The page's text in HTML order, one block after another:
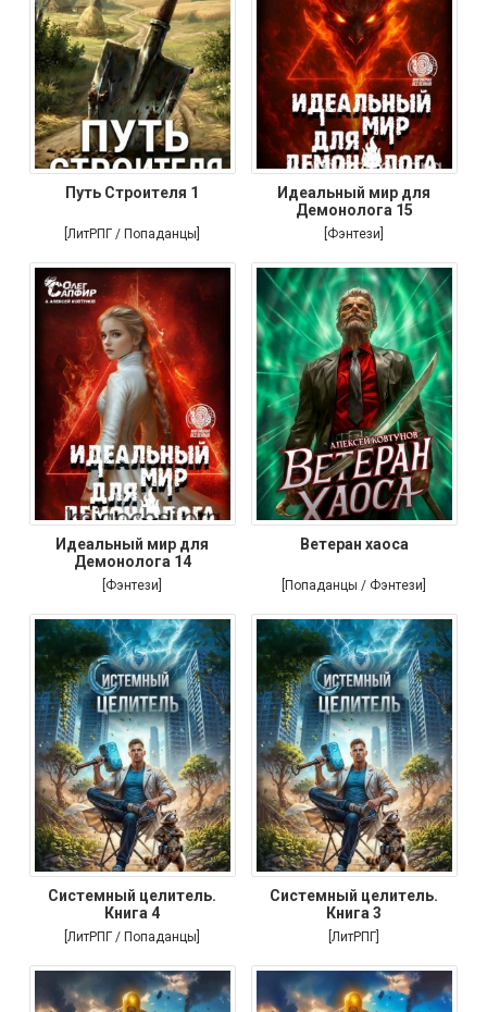
Путь Строителя 1
[ЛитРПГ / Попаданцы]
Идеальный мир для
Демонолога 15
[Фэнтези]
Идеальный мир для
Демонолога 14
[Фэнтези]
Ветеран хаоса
[Попаданцы / Фэнтези]
Системный целитель.
Книга 4
[ЛитРПГ / Попаданцы]
Системный целитель.
Книга 3
[ЛитРПГ]